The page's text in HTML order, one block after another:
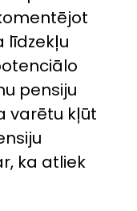
līdzekļu
pensiju
varētu kļūt
ka atliek